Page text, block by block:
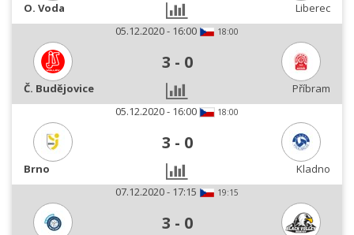
O. Voda
Liberec
05.12.2020 - 16:00
18:00
3 - 0
Č. Budějovice
Příbram
05.12.2020 - 16:00
18:00
3 - 0
Brno
Kladno
07.12.2020 - 17:15
19:15
3 - 0